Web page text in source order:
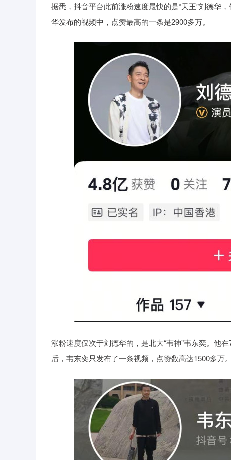
据悉，抖音平台此前涨粉速度最快的是“天王”刘德华
华发布的视频中，点赞最高的一条是2900多万。
涨粉速度仅次于刘德华的，是北大“韦神”韦东奕。他
后，韦东奕只发布了一条视频，点赞数高达1500多万。